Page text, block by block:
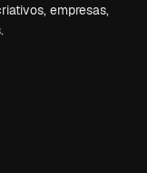
empresas,